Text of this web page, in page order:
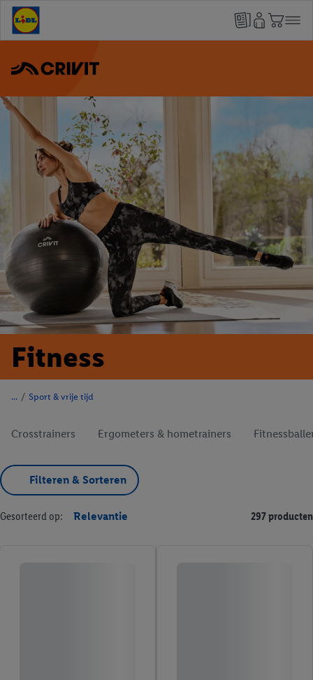
Fitness
/ Sport & vrije tijd
Crosstrainers Ergometers & hometrainers
Filteren & Sorteren
Gesorteerd op: Relevantie 297 producten